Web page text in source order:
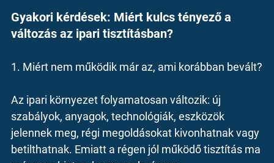
Gyakori kérdések: Miért kulcs tényező a
változás az ipari tisztításban?
1. Miért nem működik már az, ami korábban bevált?
Az ipari környezet folyamatosan változik: új
szabályok, anyagok, technológiák, eszközök
jelennek meg, régi megoldásokat kivonhatnak vagy
betilthatnak. Emiatt a régen jól működő tisztítás ma